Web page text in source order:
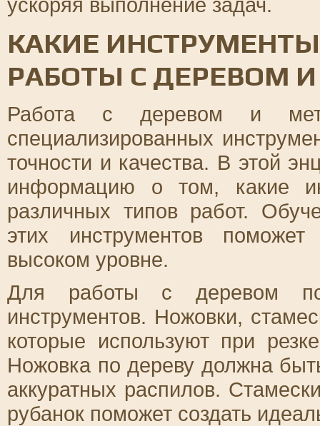
КАКИЕ
РАБОТЫ С ДЕРЕВОМ
Работа с деревом и
специализированных
точности и качества. В этой
информацию о том, какие
различных типов работ.
этих инструментов
высоком уровне.
Для работы с деревом
инструментов. Ножовки,
которые используют при
Ножовка по дереву должна
аккуратных распилов.
рубанок поможет создать